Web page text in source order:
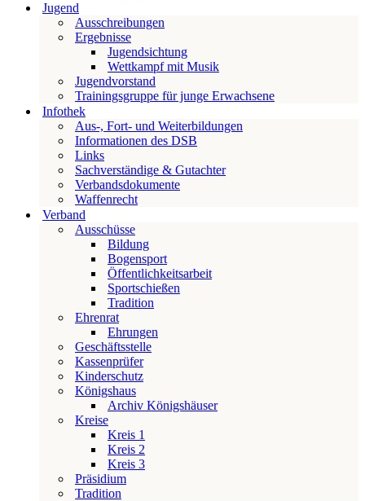
Jugend
Ausschreibungen
Ergebnisse
Jugendsichtung
Wettkampf mit Musik
Jugendvorstand
Trainingsgruppe für junge Erwachsene
Infothek
Aus-, Fort- und Weiterbildungen
Informationen des DSB
Links
Sachverständige & Gutachter
Verbandsdokumente
Waffenrecht
Verband
Ausschüsse
Bildung
Bogensport
Öffentlichkeitsarbeit
Sportschießen
Tradition
Ehrenrat
Ehrungen
Geschäftsstelle
Kassenprüfer
Kinderschutz
Königshaus
Archiv Königshäuser
Kreise
Kreis 1
Kreis 2
Kreis 3
Präsidium
Tradition